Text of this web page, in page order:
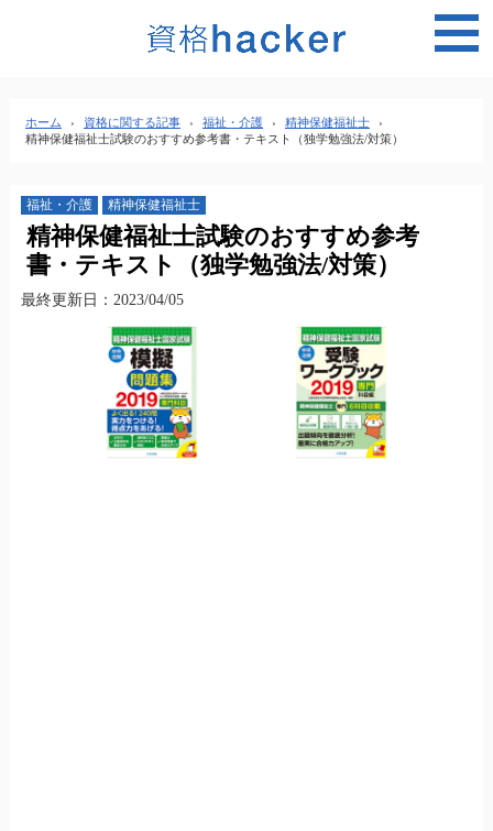
ホーム › 資格に関する記事 › 福祉・介護 › 精神保健福祉士
›
精神保健福祉士試験のおすすめ参考書・テキスト（独学勉強法/対策）
福祉・介護 精神保健福祉士
精神保健福祉士試験のおすすめ参考
書・テキスト（独学勉強法/対策）
最終更新日：2023/04/05